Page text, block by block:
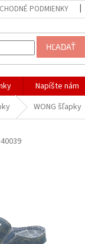
PODMIENKY
HĽADAŤ
Napíšte nám
WONG šľapky